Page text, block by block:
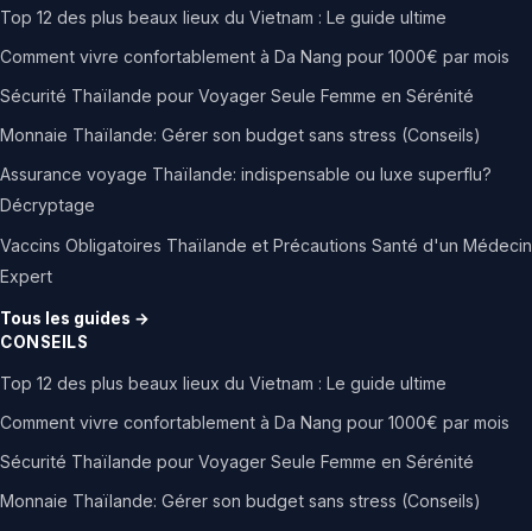
Top 12 des plus beaux lieux du Vietnam : Le guide ultime
Comment vivre confortablement à Da Nang pour 1000€ par mois
Sécurité Thaïlande pour Voyager Seule Femme en Sérénité
Monnaie Thaïlande: Gérer son budget sans stress (Conseils)
Assurance voyage Thaïlande: indispensable ou luxe superflu?
Décryptage
Vaccins Obligatoires Thaïlande et Précautions Santé d'un Médecin
Expert
Tous les guides →
CONSEILS
Top 12 des plus beaux lieux du Vietnam : Le guide ultime
Comment vivre confortablement à Da Nang pour 1000€ par mois
Sécurité Thaïlande pour Voyager Seule Femme en Sérénité
Monnaie Thaïlande: Gérer son budget sans stress (Conseils)